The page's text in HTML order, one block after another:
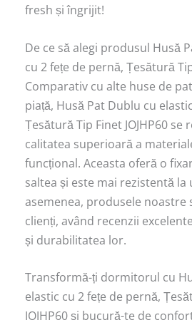
fresh și îngrijit!
De ce să alegi produsul Husă
cu 2 fețe de pernă, Țesătură
Comparativ cu alte huse de
piață, Husă Pat Dublu cu
Țesătură Tip Finet JOJHP60 se
calitatea superioară a
funcțional. Aceasta oferă o
saltea și este mai rezistentă la
asemenea, produsele noastre
clienți, având recenzii
și durabilitatea lor.
Transformă-ți dormitorul cu
elastic cu 2 fețe de pernă,
JOJHP60 și bucură-te de